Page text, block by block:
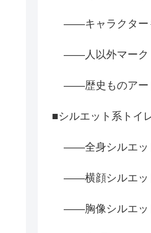
――キャラクター
――人以外マーク
――歴史ものアー
■シルエット系トイ
――全身シルエッ
――横顔シルエッ
――胸像シルエッ